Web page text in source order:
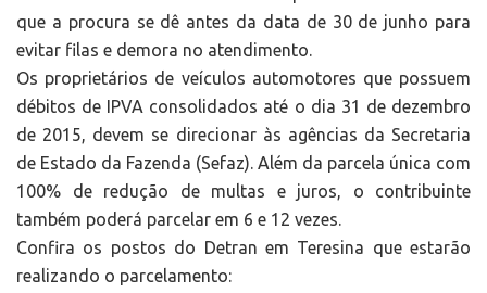
que a procura se dê antes da data de 30 de junho para
evitar filas e demora no atendimento.
Os proprietários de veículos automotores que possuem
débitos de IPVA consolidados até o dia 31 de dezembro
de 2015, devem se direcionar às agências da Secretaria
de Estado da Fazenda (Sefaz). Além da parcela única com
100% de redução de multas e juros, o contribuinte
também poderá parcelar em 6 e 12 vezes.
Confira os postos do Detran em Teresina que estarão
realizando o parcelamento: